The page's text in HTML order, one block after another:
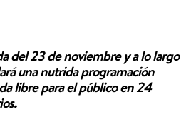
del 23 de noviembre y a lo largo
una nutrida programación
libre para el público en 24